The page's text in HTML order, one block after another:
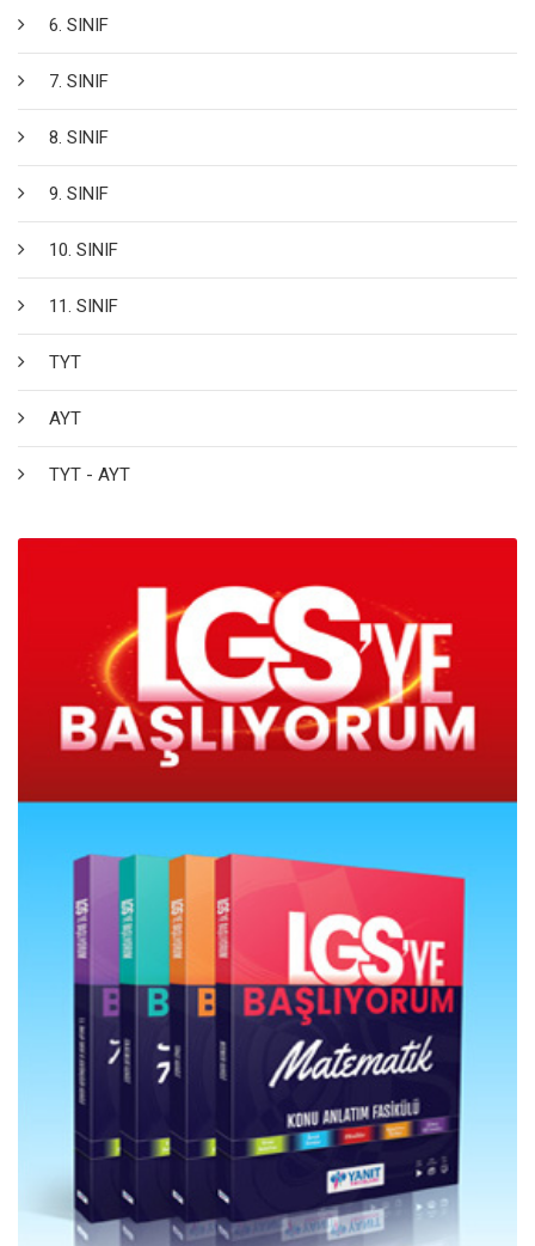
6. SINIF
7. SINIF
8. SINIF
9. SINIF
10. SINIF
11. SINIF
TYT
AYT
TYT - AYT